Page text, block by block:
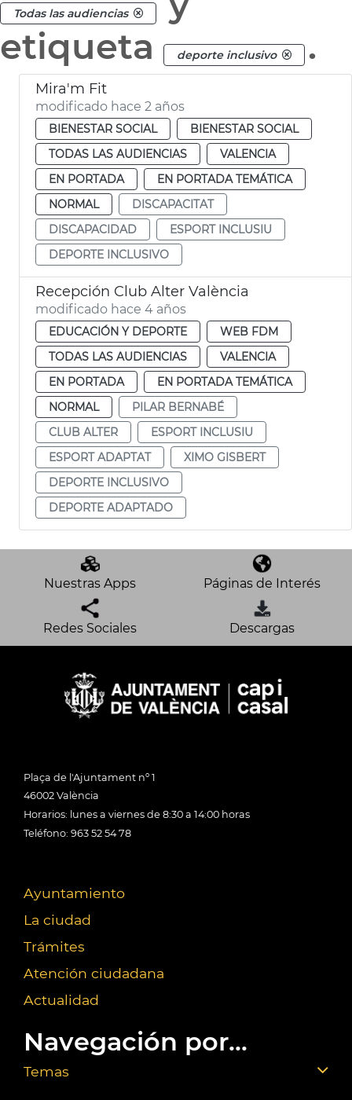
Todas las audiencias
etiqueta
deporte inclusivo .
Mira'm Fit
modificado hace 2 años
BIENESTAR SOCIAL
BIENESTAR SOCIAL
TODAS LAS AUDIENCIAS
VALENCIA
EN PORTADA
EN PORTADA TEMÁTICA
NORMAL
DISCAPACITAT
DISCAPACIDAD
ESPORT INCLUSIU
DEPORTE INCLUSIVO
Recepción Club Alter València
modificado hace 4 años
EDUCACIÓN Y DEPORTE
WEB FDM
TODAS LAS AUDIENCIAS
VALENCIA
EN PORTADA
EN PORTADA TEMÁTICA
NORMAL
PILAR BERNABÉ
CLUB ALTER
ESPORT INCLUSIU
ESPORT ADAPTAT
XIMO GISBERT
DEPORTE INCLUSIVO
DEPORTE ADAPTADO
Nuestras Apps Páginas de Interés
Redes Sociales Descargas
Plaça de l'Ajuntament nº 1
46002 València
Horarios: lunes a viernes de 8:30 a 14:00 horas
Teléfono: 963 52 54 78
Ayuntamiento
La ciudad
Trámites
Atención ciudadana
Actualidad
Navegación por...
Temas